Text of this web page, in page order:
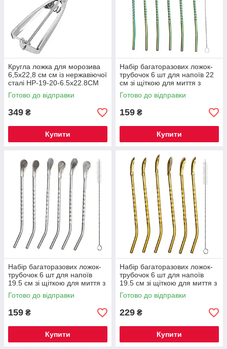
Кругла ложка для морозива
6,5х22,8 см см із нержавіючої
сталі HP-19-20-6.5x22.8CM
Готово до відправки
349 ₴
Купити
Набір багаторазових ложок-
трубочок 6 шт для напоїв 22
см зі щіткою для миття з
нержавіючої сталі Хамелеон
HP-20-21
Готово до відправки
159 ₴
Купити
Набір багаторазових ложок-
трубочок 6 шт для напоїв
19.5 см зі щіткою для миття з
нержавіючої сталі Сірий HP-
20-54
Готово до відправки
159 ₴
Купити
Набір багаторазових ложок-
трубочок 6 шт для напоїв
19.5 см зі щіткою для миття з
нержавіючої сталі Бронзовий
HP-20-55
Готово до відправки
229 ₴
Купити